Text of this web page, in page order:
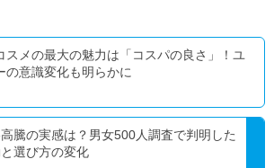
スメの最大の魅力は「コスパの良さ」！ユ
の意識変化も明らかに
騰の実感は？男女500人調査で判明した
選び方の変化